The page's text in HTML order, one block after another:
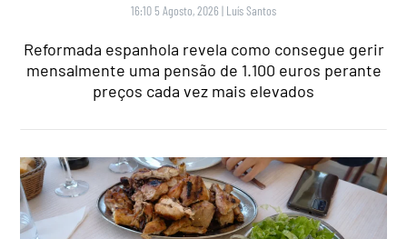
16:10 5 Agosto, 2026 | Luís Santos
Reformada espanhola revela como consegue gerir
mensalmente uma pensão de 1.100 euros perante
preços cada vez mais elevados